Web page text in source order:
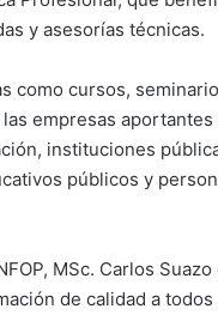
y asesorías técnicas.
como cursos,
empresas aportantes
instituciones
públicos y
MSc. Carlos
de calidad a